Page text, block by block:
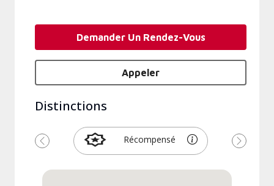
Demander Un Rendez-Vous
Appeler
Distinctions
Récompensé
Précédent Suivant